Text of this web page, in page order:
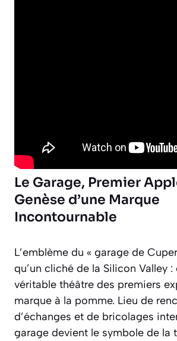
Le Garage, Premier
Genèse d’une Marque
Incontournable
L’emblème du « garage de
qu’un cliché de la Silicon Valley :
véritable théâtre des premiers
marque à la pomme. Lieu de
d’échanges et de bricolages
garage devient le symbole de la